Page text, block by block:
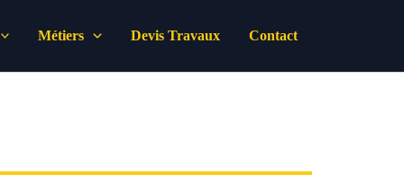
Métiers Devis Travaux Contact